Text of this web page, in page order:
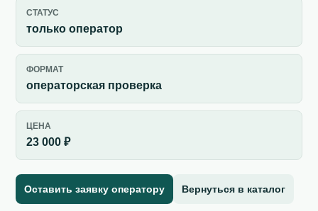
СТАТУС
только оператор
ФОРМАТ
операторская проверка
ЦЕНА
23 000 ₽
Оставить заявку оператору Вернуться в каталог